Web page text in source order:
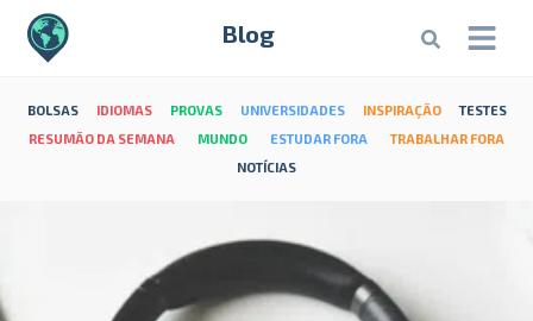
Blog
BOLSAS IDIOMAS PROVAS UNIVERSIDADES INSPIRAÇÃO
TESTES
RESUMÃO DA SEMANA
MUNDO ESTUDAR FORA
TRABALHAR FORA
NOTÍCIAS